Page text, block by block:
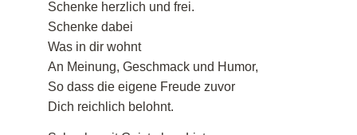
Schenke herzlich und frei.
Schenke dabei
Was in dir wohnt
An Meinung, Geschmack und Humor,
So dass die eigene Freude zuvor
Dich reichlich belohnt.